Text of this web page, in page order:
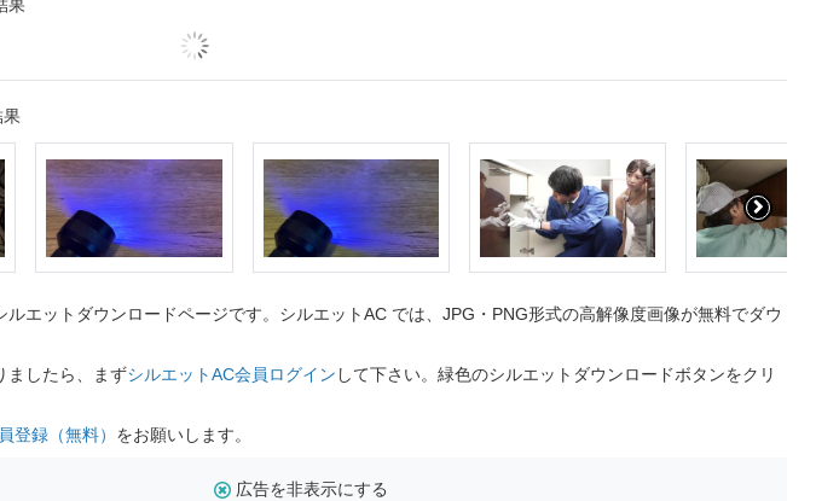
果
果
エットダウンロードページです。シルエットAC では、JPG・PNG形式の高解像度画像が無料でダウ
ましたら、まずシルエットAC会員ログイン して下さい。緑色のシルエットダウンロードボタンをクリ
登録（無料） をお願いします。
広告を非表示にする